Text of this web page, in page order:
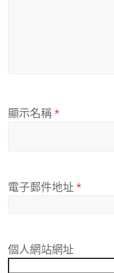
顯示名稱*
電子郵件地址*
個人網站網址